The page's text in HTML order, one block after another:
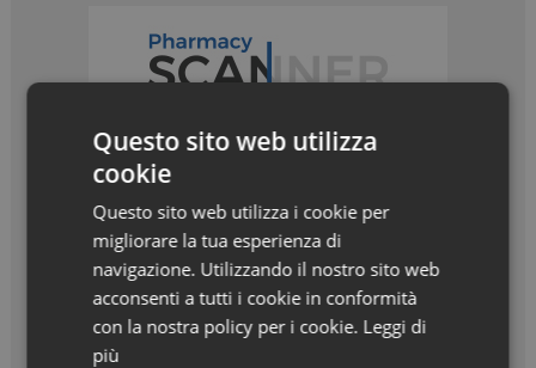
I più letti
Questo sito web utilizza
cookie
Questo sito web utilizza i cookie per
migliorare la tua esperienza di
navigazione. Utilizzando il nostro sito web
acconsenti a tutti i cookie in conformità
con la nostra policy per i cookie. Leggi di
più